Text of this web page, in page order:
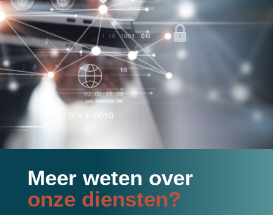
Meer weten over
onze diensten?